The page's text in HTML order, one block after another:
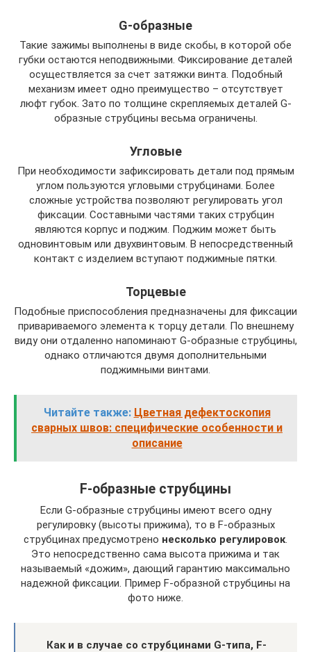
G-образные
Такие зажимы выполнены в виде скобы, в которой обе
губки остаются неподвижными. Фиксирование деталей
осуществляется за счет затяжки винта. Подобный
механизм имеет одно преимущество – отсутствует
люфт губок. Зато по толщине скрепляемых деталей G-
образные струбцины весьма ограничены.
Угловые
При необходимости зафиксировать детали под прямым
углом пользуются угловыми струбцинами. Более
сложные устройства позволяют регулировать угол
фиксации. Составными частями таких струбцин
являются корпус и поджим. Поджим может быть
одновинтовым или двухвинтовым. В непосредственный
контакт с изделием вступают поджимные пятки.
Торцевые
Подобные приспособления предназначены для фиксации
привариваемого элемента к торцу детали. По внешнему
виду они отдаленно напоминают G-образные струбцины,
однако отличаются двумя дополнительными
поджимными винтами.
Читайте также: Цветная дефектоскопия
сварных швов: специфические особенности и
описание
F-образные струбцины
Если G-образные струбцины имеют всего одну
регулировку (высоты прижима), то в F-образных
струбцинах предусмотрено несколько регулировок.
Это непосредственно сама высота прижима и так
называемый «дожим», дающий гарантию максимально
надежной фиксации. Пример F-образной струбцины на
фото ниже.
Как и в случае со струбцинами G-типа, F-